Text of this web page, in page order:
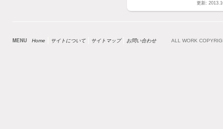
更新:
MENU Home サイトについて サイトマップ お問い合わせ ALL WORK